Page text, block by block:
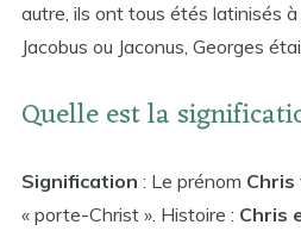
autre, ils ont tous étés latinisés
Jacobus ou Jaconus, Georges
Quelle est la
Signification : Le prénom Chris
« porte-Christ ». Histoire : Chris